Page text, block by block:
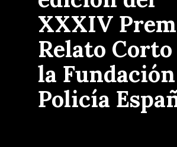
XXXIV
Relato Corto
la Fundación
Policía